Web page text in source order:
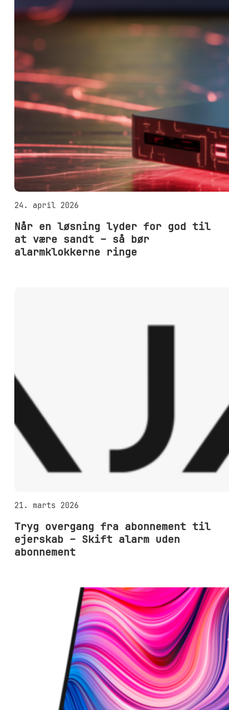
24. april 2026
Når en løsning lyder for god til
at være sandt – så bør
alarmklokkerne ringe
21. marts 2026
Tryg overgang fra abonnement til
ejerskab – Skift alarm uden
abonnement